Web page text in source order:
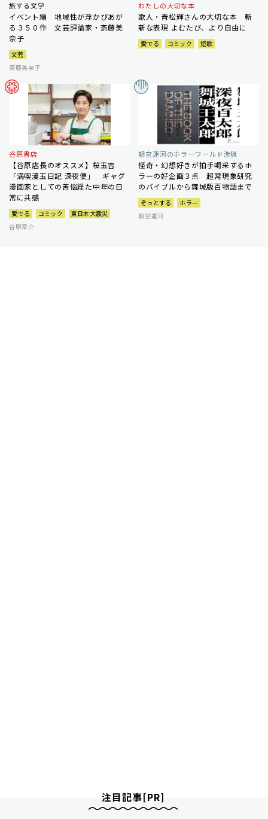
旅する文学
イベント編 地域性が浮かびあが
る３５０作 文芸評論家・斎藤美
奈子
文芸
斎藤美奈子
わたしの大切な本
歌人・青松輝さんの大切な本 斬
新な表現 よむたび、より自由に
愛でる コミック 短歌
谷原書店
【谷原店長のオススメ】桜玉吉
「満喫漫玉日記 深夜便」 ギャグ
漫画家としての苦悩経た中年の日
常に共感
愛でる コミック
東日本大震災
谷原章介
朝宮運河のホラーワールド渉猟
怪奇・幻想好きが拍手喝采するホ
ラーの好企画３点 超常現象研究
のバイブルから舞城版百物語まで
ぞっとする
ホラー
朝宮運河
注目記事[PR]